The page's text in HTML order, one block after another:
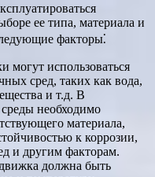
ее типа, материала и
факторы⁚
могут использоваться
сред, таких как вода,
и т.д. В
необходимо
материала,
к коррозии,
и другим факторам.
должна быть